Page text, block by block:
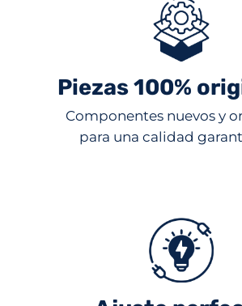
Piezas 100%
Componentes nuevos y
para una calidad